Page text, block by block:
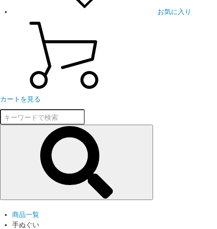
お気に入り
カートを見る
商品一覧
手ぬぐい